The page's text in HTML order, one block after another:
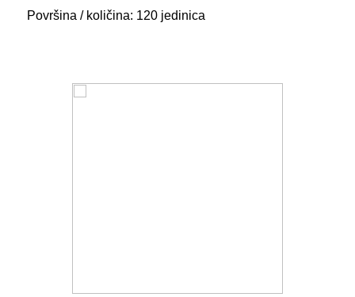
Površina / količina: 120 jedinica